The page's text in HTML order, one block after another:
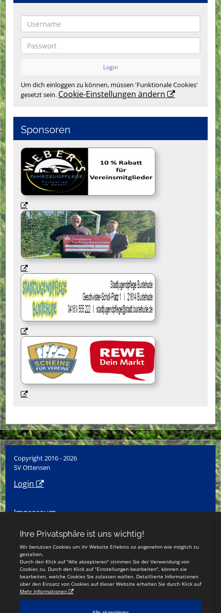
Um dich einloggen zu können, müssen 'Funktionale Cookies'
gesetzt sein. Cookie-Einstellungen ändern
Sponsoren
Copyright 2016 - 2026
SV Ottensen
Login
Impressum
Social-Media-Datenschutz
Teamsports 2
Dein Sportverein online